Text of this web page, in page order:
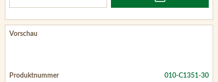
010-C1351-30